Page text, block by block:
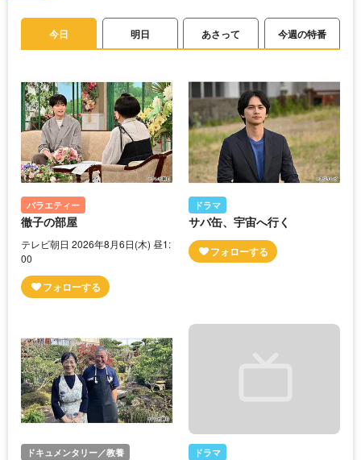
今日 明日 あさって 今週の特番
バラエティー
徹子の部屋
テレビ朝日 2026年8月6日(木) 昼1:
00
ドラマ
サバ缶、宇宙へ行く
ドキュメンタリー／教養 ドラマ